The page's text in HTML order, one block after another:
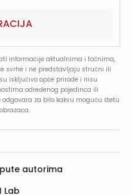
informacije aktualnima i točnima,
svrhe i ne predstavljaju stručni ili
isključivo opće prirode i nisu
određenog pojedinca ili
za bilo kakvu moguću štetu
autorima
Lab